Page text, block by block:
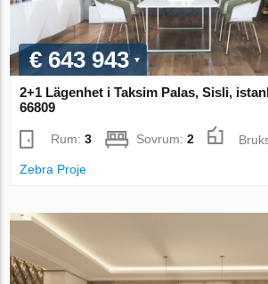
€ 643 943
2+1 Lägenhet i Taksim Palas, Sisli,
66809
Rum:3 Sovrum:2
Zebra Proje